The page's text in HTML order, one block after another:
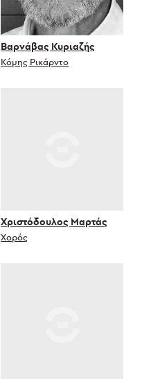
Βαρνάβας Κυριαζής
Κόμης Ρικάρντο
Χριστόδουλος Μαρτάς
Χορός